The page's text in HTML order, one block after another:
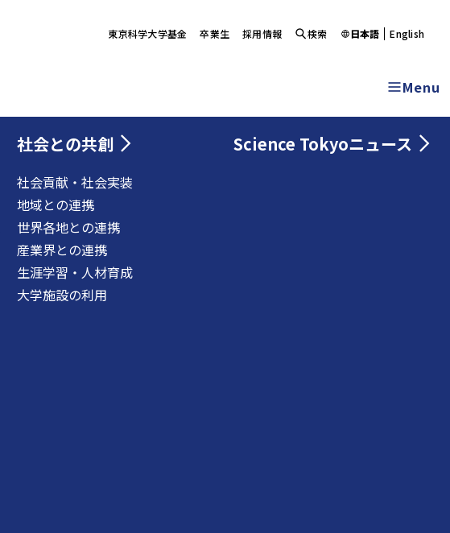
Menu
社会との共創
社会貢献・社会実装
地域との連携
世界各地との連携
産業界との連携
生涯学習・人材育成
大学施設の利用
Science Tokyoニュース
東京科学大学基金 卒業生 採用情報 検索 日本語 English